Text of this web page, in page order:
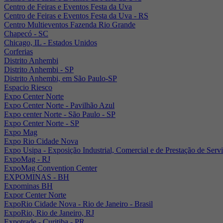
Centro de Feiras e Eventos Festa da Uva
Centro de Feiras e Eventos Festa da Uva - RS
Centro Multieventos Fazenda Rio Grande
Chapecó - SC
Chicago, IL - Estados Unidos
Corferias
Distrito Anhembi
Distrito Anhembi - SP
Distrito Anhembi, em São Paulo-SP
Espacio Riesco
Expo Center Norte
Expo Center Norte - Pavilhão Azul
Expo center Norte - São Paulo - SP
Expo Center Norte - SP
Expo Mag
Expo Rio Cidade Nova
Expo Usipa - Exposição Industrial, Comercial e de Prestação de
ExpoMag - RJ
ExpoMag Convention Center
EXPOMINAS - BH
Expominas BH
Expor Center Norte
ExpoRio Cidade Nova - Rio de Janeiro - Brasil
ExpoRio, Rio de Janeiro, RJ